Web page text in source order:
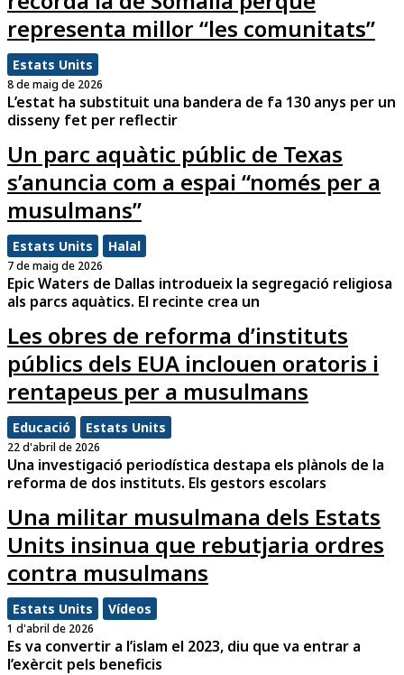
representa millor “les comunitats”
Estats Units
8 de maig de 2026
L’estat ha substituit una bandera de fa 130 anys per un
disseny fet per reflectir
Un parc aquàtic públic de Texas
s’anuncia com a espai “només per a
musulmans”
Estats Units Halal
7 de maig de 2026
Epic Waters de Dallas introdueix la segregació religiosa
als parcs aquàtics. El recinte crea un
Les obres de reforma d’instituts
públics dels EUA inclouen oratoris i
rentapeus per a musulmans
Educació Estats Units
22 d'abril de 2026
Una investigació periodística destapa els plànols de la
reforma de dos instituts. Els gestors escolars
Una militar musulmana dels Estats
Units insinua que rebutjaria ordres
contra musulmans
Estats Units Vídeos
1 d'abril de 2026
Es va convertir a l’islam el 2023, diu que va entrar a
l’exèrcit pels beneficis